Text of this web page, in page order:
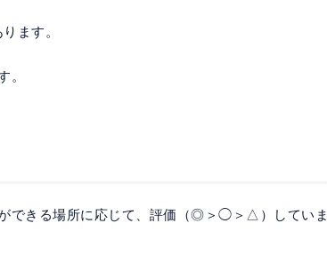
ます。
。
できる場所に応じて、評価（◎＞◯＞△）していま